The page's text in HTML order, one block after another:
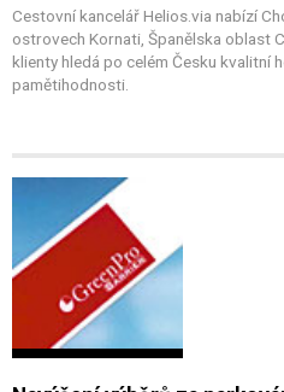
Cestovní kancelář Helios.via nabízí
ostrovech Kornati, Španělska oblast
klienty hledá po celém Česku kvalitní
pamětihodnosti.